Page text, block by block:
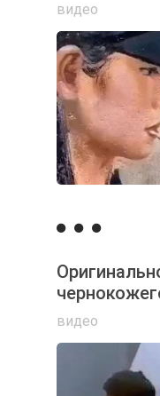
видео
видео